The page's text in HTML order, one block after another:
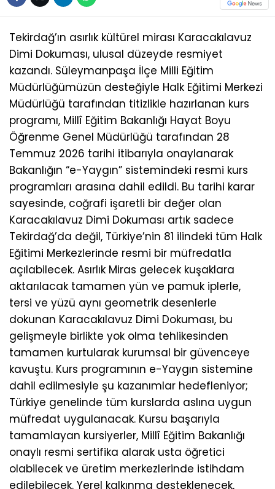
Tekirdağ’ın asırlık kültürel mirası Karacakılavuz
Dimi Dokuması, ulusal düzeyde resmiyet
kazandı. Süleymanpaşa İlçe Milli Eğitim
Müdürlüğümüzün desteğiyle Halk Eğitimi Merkezi
Müdürlüğü tarafından titizlikle hazırlanan kurs
programı, Millî Eğitim Bakanlığı Hayat Boyu
Öğrenme Genel Müdürlüğü tarafından 28
Temmuz 2026 tarihi itibarıyla onaylanarak
Bakanlığın “e-Yaygın” sistemindeki resmi kurs
programları arasına dahil edildi. Bu tarihi karar
sayesinde, coğrafi işaretli bir değer olan
Karacakılavuz Dimi Dokuması artık sadece
Tekirdağ’da değil, Türkiye’nin 81 ilindeki tüm Halk
Eğitimi Merkezlerinde resmi bir müfredatla
açılabilecek. Asırlık Miras gelecek kuşaklara
aktarılacak tamamen yün ve pamuk iplerle,
tersi ve yüzü aynı geometrik desenlerle
dokunan Karacakılavuz Dimi Dokuması, bu
gelişmeyle birlikte yok olma tehlikesinden
tamamen kurtularak kurumsal bir güvenceye
kavuştu. Kurs programının e-Yaygın sistemine
dahil edilmesiyle şu kazanımlar hedefleniyor;
Türkiye genelinde tüm kurslarda aslına uygun
müfredat uygulanacak. Kursu başarıyla
tamamlayan kursiyerler, Millî Eğitim Bakanlığı
onaylı resmi sertifika alarak usta öğretici
olabilecek ve üretim merkezlerinde istihdam
edilebilecek. Yerel kalkınma desteklenecek,